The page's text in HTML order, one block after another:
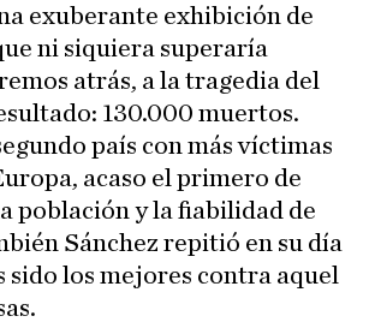
exuberante exhibición de
ni siquiera superaría
atrás, a la tragedia del
130.000 muertos.
país con más víctimas
acaso el primero de
población y la fiabilidad de
Sánchez repitió en su día
sido los mejores contra aquel